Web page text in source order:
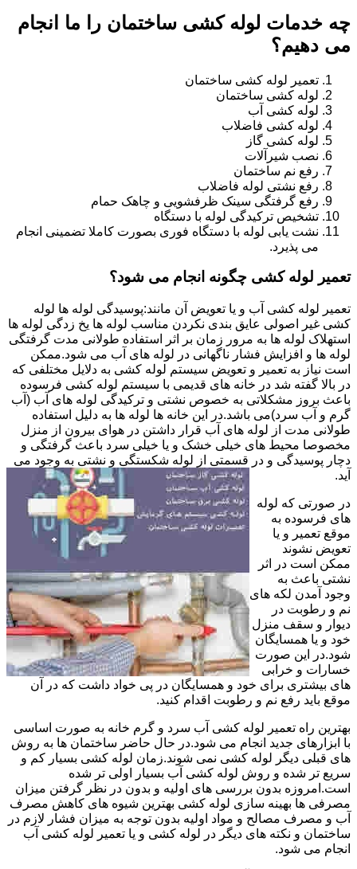
چه خدمات لوله کشی ساختمان را ما انجام
می دهیم؟
تعمیر لوله کشی ساختمان
لوله کشی ساختمان
لوله کشی آب
لوله کشی فاضلاب
لوله کشی گاز
نصب شیرآلات
رفع نم ساختمان
رفع نشتی لوله فاضلاب
رفع گرفتگی سینک ظرفشویی و چاهک حمام
تشخیص ترکیدگی لوله با دستگاه
نشت یابی لوله با دستگاه فوری بصورت کاملا تضمینی انجام
می پذیرد.
تعمیر لوله کشی چگونه انجام می شود؟
تعمیر لوله کشی آب و یا تعویض آن مانند:پوسیدگی لوله ها لوله
کشی غیر اصولی عایق بندی نکردن مناسب لوله ها یخ زدگی لوله ها
استهلاک لوله ها به مرور زمان بر اثر استفاده طولانی مدت گرفتگی
لوله ها و افزایش فشار ناگهانی در لوله های آب می شود.ممکن
است نیاز به تعمیر و تعویض سیستم لوله کشی به دلایل مختلفی که
در بالا گفته شد در خانه های قدیمی با سیستم لوله کشی فرسوده
باعث بروز مشکلاتی به خصوص نشتی و ترکیدگی لوله های آب (آب
گرم و آب سرد)می باشد.در این خانه ها لوله ها به دلیل استفاده
طولانی مدت از لوله های آب قرار داشتن در هوای بیرون از منزل
مخصوصا محیط های خیلی خشک و یا خیلی سرد باعث گرفتگی و
دچار پوسیدگی و در قسمتی از لوله شکستگی و نشتی به وجود می
آید.
در صورتی که لوله
های فرسوده به
موقع تعمیر و یا
تعویض نشوند
ممکن است در اثر
نشتی باعث به
وجود آمدن لکه های
نم و رطوبت در
دیوار و سقف منزل
خود و یا همسایگان
شود.در این صورت
خسارات و خرابی
های بیشتری برای خود و همسایگان در پی خواد داشت که در آن
موقع باید رفع نم و رطوبت اقدام کنید.
بهترین راه تعمیر لوله کشی آب سرد و گرم خانه به صورت اساسی
با ابزارهای جدید انجام می شود.در حال حاضر ساختمان ها به روش
های قبلی دیگر لوله کشی نمی شوند.زمان لوله کشی بسیار کم و
سریع تر شده و روش لوله کشی آب بسیار اولی تر شده
است.امروزه بدون بررسی های اولیه و بدون در نظر گرفتن میزان
مصرفی ها بهینه سازی لوله کشی بهترین شیوه های کاهش مصرف
آب و مصرف مصالح و مواد اولیه بدون توجه به میزان فشار لازم در
ساختمان و نکته های دیگر در لوله کشی و یا تعمیر لوله کشی آب
انجام می شود.